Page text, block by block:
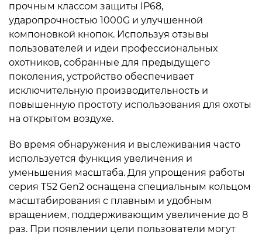
прочным классом защиты IP68,
ударопрочностью 1000G и улучшенной
компоновкой кнопок. Используя отзывы
пользователей и идеи профессиональных
охотников, собранные для предыдущего
поколения, устройство обеспечивает
исключительную производительность и
повышенную простоту использования для охоты
на открытом воздухе.
Во время обнаружения и выслеживания часто
используется функция увеличения и
уменьшения масштаба. Для упрощения работы
серия TS2 Gen2 оснащена специальным кольцом
масштабирования с плавным и удобным
вращением, поддерживающим увеличение до 8
раз. При появлении цели пользователи могут